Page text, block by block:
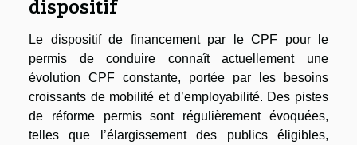
dispositif
Le dispositif de financement par le CPF pour le
permis de conduire connaît actuellement une
évolution CPF constante, portée par les besoins
croissants de mobilité et d’employabilité. Des pistes
de réforme permis sont régulièrement évoquées,
telles que l’élargissement des publics éligibles,